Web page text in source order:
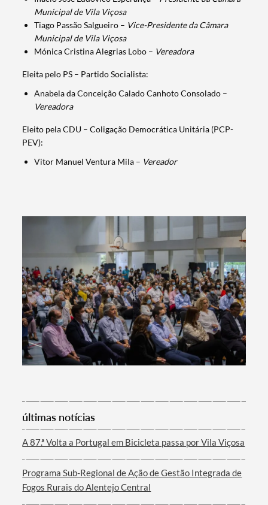
Termo de Pesquisa
Categorias gerais
Filtros
Municipal de Vila Viçosa
Tiago Passão Salgueiro – Vice-Presidente da Câmara
Municipal de Vila Viçosa
Mónica Cristina Alegrias Lobo – Vereadora
Eleita pelo PS – Partido Socialista:
Anabela da Conceição Calado Canhoto Consolado –
Vereadora
Eleito pela CDU – Coligação Democrática Unitária (PCP-
PEV):
Vitor Manuel Ventura Mila – Vereador
últimas notícias
A 87.ª Volta a Portugal em Bicicleta passa por Vila Viçosa
Programa Sub-Regional de Ação de Gestão Integrada de
Fogos Rurais do Alentejo Central